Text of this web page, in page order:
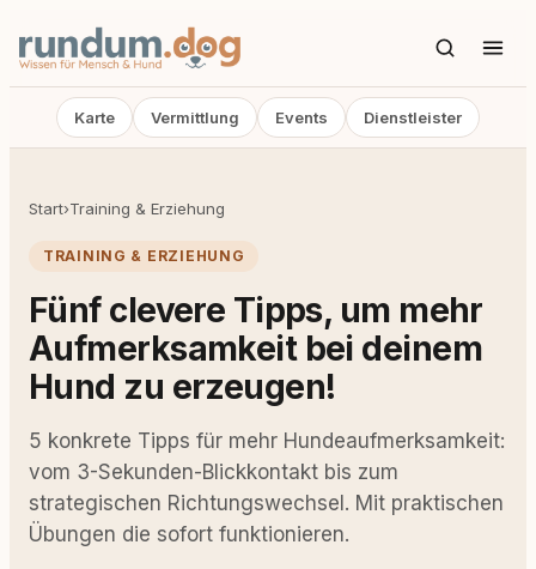
Karte Vermittlung Events Dienstleister
Start›Training & Erziehung
TRAINING & ERZIEHUNG
Fünf clevere Tipps, um mehr
Aufmerksamkeit bei deinem
Hund zu erzeugen!
5 konkrete Tipps für mehr Hundeaufmerksamkeit:
vom 3-Sekunden-Blickkontakt bis zum
strategischen Richtungswechsel. Mit praktischen
Übungen die sofort funktionieren.